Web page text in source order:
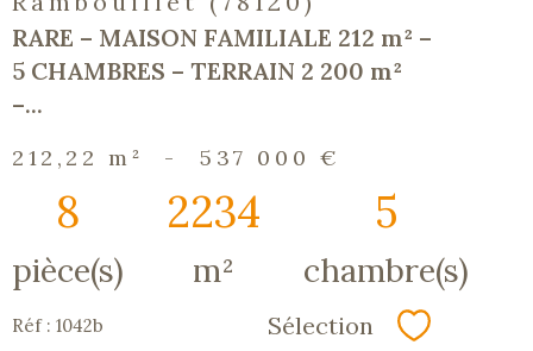
RARE – MAISON FAMILIALE 212 m² –
5 CHAMBRES – TERRAIN 2 200 m²
–...
212,22 m² - 537 000 €
8
pièce(s)
2234
m²
5
chambre(s)
Réf : 1042b Sélection